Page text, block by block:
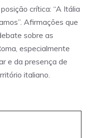
crítica: “A Itália
Afirmações que
sobre as
especialmente
e da presença de
italiano.